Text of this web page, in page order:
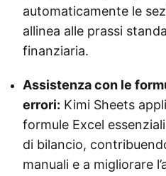
automaticamente le
allinea alle prassi
finanziaria.
Assistenza con le
errori: Kimi Sheets
formule Excel
di bilancio,
manuali e a migliorare